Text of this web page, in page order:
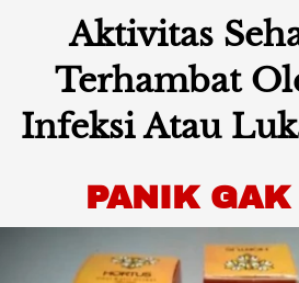
Aktivitas
Terhambat
Infeksi Atau
PANIK